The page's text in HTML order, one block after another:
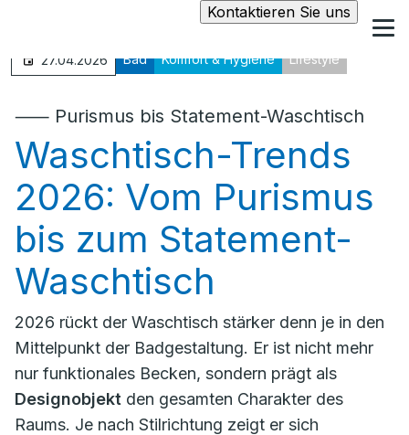
Kontaktieren Sie uns
27.04.2026 Bad Komfort & Hygiene Lifestyle
⸺ Purismus bis Statement-Waschtisch
Waschtisch-Trends
2026: Vom Purismus
bis zum Statement-
Waschtisch
2026 rückt der Waschtisch stärker denn je in den
Mittelpunkt der Badgestaltung. Er ist nicht mehr
nur funktionales Becken, sondern prägt als
Designobjekt den gesamten Charakter des
Raums. Je nach Stilrichtung zeigt er sich